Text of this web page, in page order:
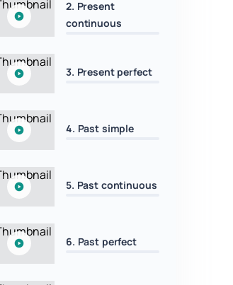
2. Present
continuous
3. Present perfect
4. Past simple
5. Past continuous
6. Past perfect